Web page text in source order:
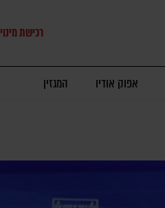
רכישת מינוי
אפוק אודיו המגזין